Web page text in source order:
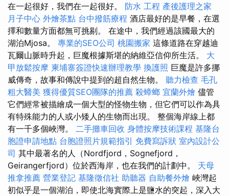
在一起很好，我們在一起很好。 防水 工程 產後護理之家
月子中心 外燴茶點 台中撥筋療程 酒店最好的是早餐，在選
擇和數量方面都無可挑剔。 在途中，我們經過該國最大的
湖泊Mjosa。 專業的SEO公司 桃園搬家 這條道路在穿越迪
瓦爾山脈時升起，巨魔根據斯堪的納維亞信仰所生活。 大
甲放鬆按摩 柬埔寨簽證快速辦理教學 換護照 巨魔是許多挪
威傳奇，故事和傳說中提到的超自然生物。 聽力檢查 毛孔
粗大醫美 獲得優質SEO團隊的推薦 殺蟑螂 宜蘭外燴 儘管
它們經常被描繪成一個大型的怪物生物，但它們可以作為具
有特殊能力的人或小矮人的生物而出現。 整個海岸線上都
有一千多個峽灣。 二手攤車回收 身體按摩技術課程 基隆台
胞證申請地點 台胞證照片規範指引 免費寫訴狀 室內設計公
司 其中最著名的人（Nordfjord，Sognefjord，
Geirangerfjord）位於西海岸，也在我們的計劃中。 天母
推拿推薦 營業登記 基隆徵信社 助聽器 自助餐外燴 峽灣起
初似乎是一個湖泊，即使北海實際上是鹽水的突起，深入大